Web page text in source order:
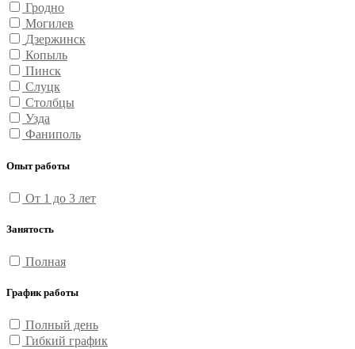
Гродно
Могилев
Дзержинск
Копыль
Пинск
Слуцк
Столбцы
Узда
Фаниполь
Опыт работы
От 1 до 3 лет
Занятость
Полная
График работы
Полный день
Гибкий график